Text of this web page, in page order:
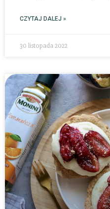
CZYTAJ DALEJ »
30 listopada 2022